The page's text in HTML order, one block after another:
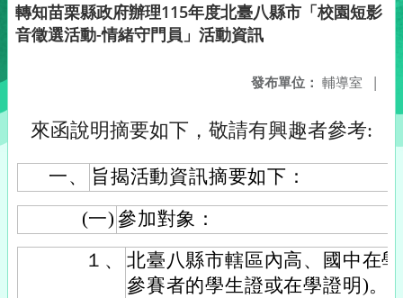
轉知苗栗縣政府辦理115年度北臺八縣市「校園短影
音徵選活動-情緒守門員」活動資訊
發布單位： 輔導室 |
來函說明摘要如下，敬請有興趣者參考:
一、
旨揭活動資訊摘要如下：
(一) 參加對象：
１、
北臺八縣市轄區內高、國中在
參賽者的學生證或在學證明)。